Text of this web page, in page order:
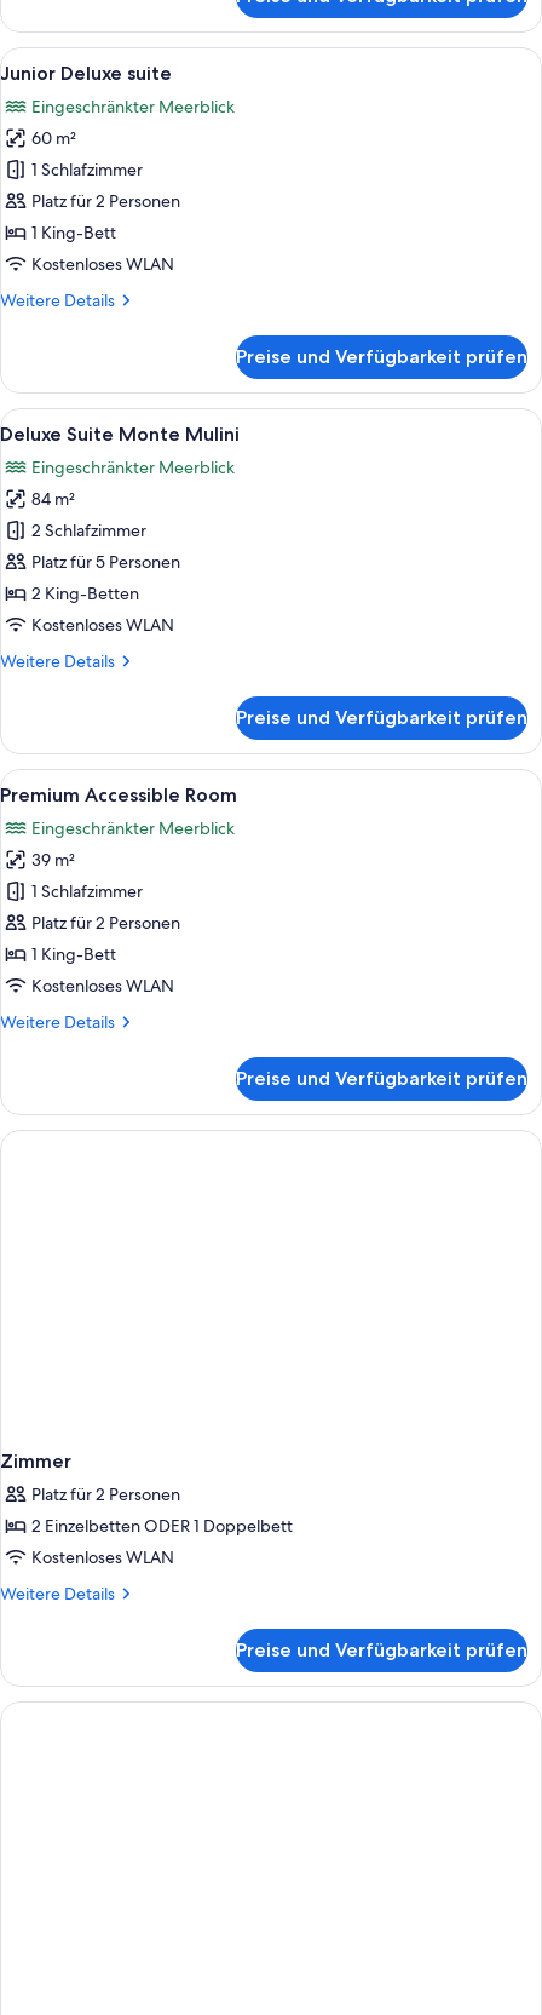
Zimmer,
Balkon
Alle
Fotos
für
Junior
Deluxe
suite
anzeigen
Ein modernes Hotelzimmer mit
6
Junior Deluxe suite
Eingeschränkter Meerblick
60 m²
1 Schlafzimmer
Platz für 2 Personen
1 King-Bett
Kostenloses WLAN
Weitere Details
Weitere
Deluxe
suite
Preise und Verfügbarkeit prüfen
Alle
Fotos
für
Deluxe
Suite
Monte
Mulini
anzeigen
Ein Hotelzimmer mit einem großen
12
Deluxe Suite Monte Mulini
Eingeschränkter Meerblick
84 m²
2 Schlafzimmer
Platz für 5 Personen
2 King-Betten
Kostenloses WLAN
Weitere Details
Weitere
Suite
Monte
Mulini
Preise und Verfügbarkeit prüfen
Alle
Fotos
für
Premium
Accessible
Room
anzeigen
Ein modernes Hotelzimmer mit
6
Premium Accessible Room
Eingeschränkter Meerblick
39 m²
1 Schlafzimmer
Platz für 2 Personen
1 King-Bett
Kostenloses WLAN
Weitere Details
Weitere
Accessible
Room
Preise und Verfügbarkeit prüfen
Zimmer
Platz für 2 Personen
2 Einzelbetten ODER 1 Doppelbett
Kostenloses WLAN
Weitere Details
Weitere
Preise und Verfügbarkeit prüfen